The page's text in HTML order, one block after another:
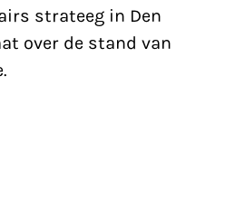
strateeg in Den
over de stand van